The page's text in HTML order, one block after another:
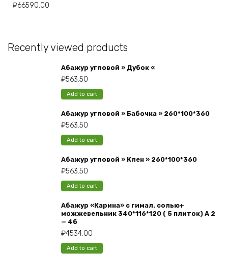
₽66590.00
Recently viewed products
Абажур угловой » Дубок «
₽563.50
Add to cart
Абажур угловой » Бабочка » 260*100*360
₽563.50
Add to cart
Абажур угловой » Клен » 260*100*360
₽563.50
Add to cart
Абажур «Карина» с гимал. солью+
можжевельник 340*116*120 ( 5 плиток) А 2
— 4б
₽4534.00
Add to cart